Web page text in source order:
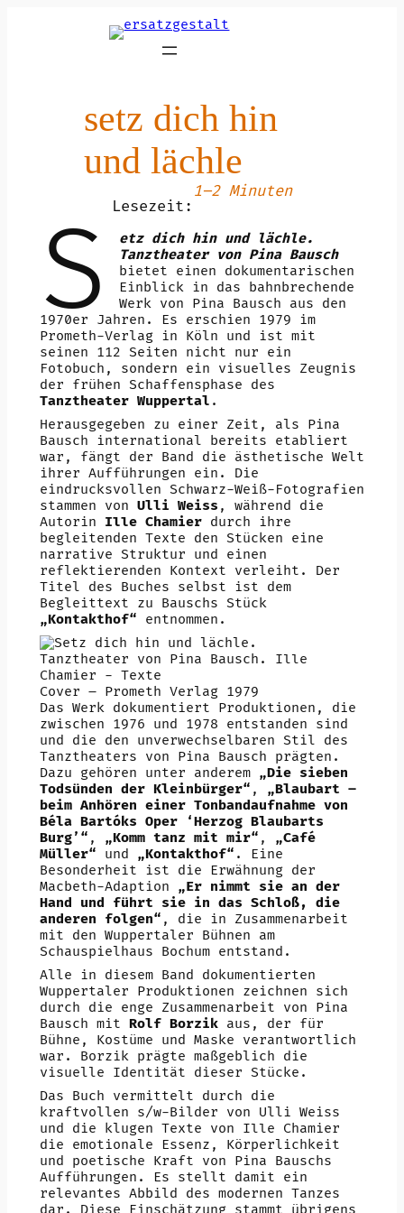
setz dich hin
und lächle
Lesezeit:
1–2 Minuten
S
etz dich hin und lächle.
Tanztheater von Pina Bausch
bietet einen dokumentarischen
Einblick in das bahnbrechende
Werk von Pina Bausch aus den
1970er Jahren. Es erschien 1979 im
Prometh-Verlag in Köln und ist mit
seinen 112 Seiten nicht nur ein
Fotobuch, sondern ein visuelles Zeugnis
der frühen Schaffensphase des
Tanztheater Wuppertal .
Herausgegeben zu einer Zeit, als Pina
Bausch international bereits etabliert
war, fängt der Band die ästhetische Welt
ihrer Aufführungen ein. Die
eindrucksvollen Schwarz-Weiß-Fotografien
stammen von Ulli Weiss , während die
Autorin Ille Chamierdurch ihre
begleitenden Texte den Stücken eine
narrative Struktur und einen
reflektierenden Kontext verleiht. Der
Titel des Buches selbst ist dem
Begleittext zu Bauschs Stück
„Kontakthof“ entnommen.
Cover – Prometh Verlag 1979
Das Werk dokumentiert Produktionen, die
zwischen 1976 und 1978 entstanden sind
und die den unverwechselbaren Stil des
Tanztheaters von Pina Bausch prägten.
Dazu gehören unter anderem „Die sieben
Todsünden der Kleinbürger“ , „Blaubart –
beim Anhören einer Tonbandaufnahme von
Béla Bartóks Oper ‘Herzog Blaubarts
Burg’“ , „Komm tanz mit mir“ , „Café
Müller“ und „Kontakthof“ . Eine
Besonderheit ist die Erwähnung der
Macbeth-Adaption „Er nimmt sie an der
Hand und führt sie in das Schloß, die
anderen folgen“ , die in Zusammenarbeit
mit den Wuppertaler Bühnen am
Schauspielhaus Bochum entstand.
Alle in diesem Band dokumentierten
Wuppertaler Produktionen zeichnen sich
durch die enge Zusammenarbeit von Pina
Bausch mit Rolf Borzikaus, der für
Bühne, Kostüme und Maske verantwortlich
war. Borzik prägte maßgeblich die
visuelle Identität dieser Stücke.
Das Buch vermittelt durch die
kraftvollen s/w-Bilder von Ulli Weiss
und die klugen Texte von Ille Chamier
die emotionale Essenz, Körperlichkeit
und poetische Kraft von Pina Bauschs
Aufführungen. Es stellt damit ein
relevantes Abbild des modernen Tanzes
dar. Diese Einschätzung stammt übrigens